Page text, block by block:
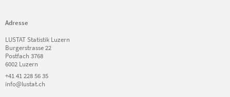
Adresse
LUSTAT Statistik Luzern
Burgerstrasse 22
Postfach 3768
6002 Luzern
+41 41 228 56 35
info@lustat.ch